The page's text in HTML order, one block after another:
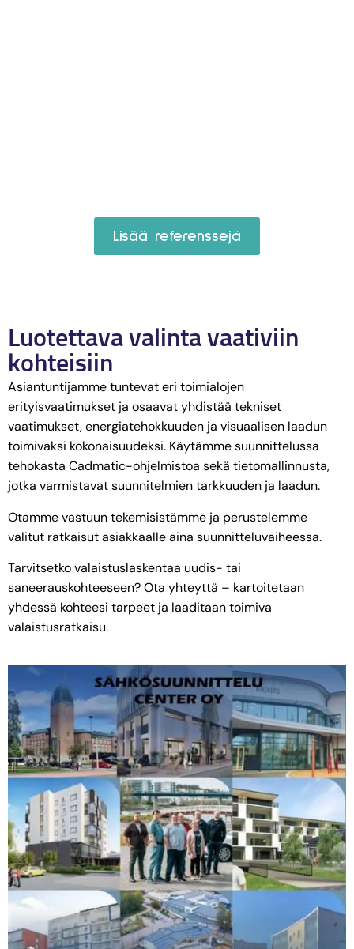
Lisää referenssejä
Luotettava valinta vaativiin
kohteisiin
Asiantuntijamme tuntevat eri toimialojen
erityisvaatimukset ja osaavat yhdistää tekniset
vaatimukset, energiatehokkuuden ja visuaalisen laadun
toimivaksi kokonaisuudeksi. Käytämme suunnittelussa
tehokasta Cadmatic-ohjelmistoa sekä tietomallinnusta,
jotka varmistavat suunnitelmien tarkkuuden ja laadun.
Otamme vastuun tekemisistämme ja perustelemme
valitut ratkaisut asiakkaalle aina suunnitteluvaiheessa.
Tarvitsetko valaistuslaskentaa uudis- tai
saneerauskohteeseen? Ota yhteyttä – kartoitetaan
yhdessä kohteesi tarpeet ja laaditaan toimiva
valaistusratkaisu.